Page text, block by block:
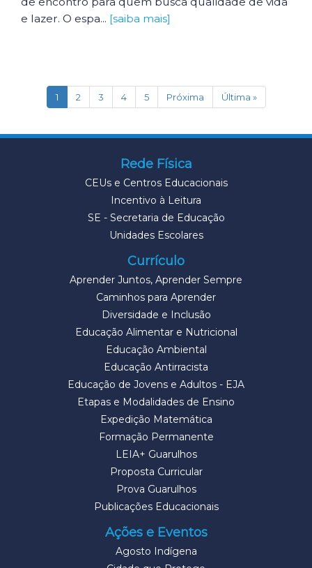
e lazer. O espa... [saiba mais]
1(current)
2 3 4 5 Próxima Última »
Rede Física
CEUs e Centros Educacionais
Incentivo à Leitura
SE - Secretaria de Educação
Unidades Escolares
Currículo
Aprender Juntos, Aprender Sempre
Caminhos para Aprender
Diversidade e Inclusão
Educação Alimentar e Nutricional
Educação Ambiental
Educação Antirracista
Educação de Jovens e Adultos - EJA
Etapas e Modalidades de Ensino
Expedição Matemática
Formação Permanente
LEIA+ Guarulhos
Proposta Curricular
Prova Guarulhos
Publicações Educacionais
Ações e Eventos
Agosto Indígena